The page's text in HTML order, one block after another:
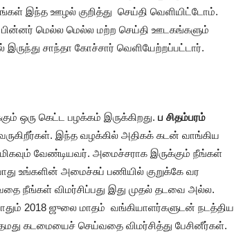
இந்த ஊழல் குறித்து செய்தி வெளியிட்டோம்.
பின்னர் மெல்ல மெல்ல மற்ற செய்தி ஊடகங்களும்
சாந்தா கோச்சார் வெளியேற்றப்பட்டார்.
ஒரு கெட்ட பழக்கம் இருக்கிறது. ப சிதம்பரம்
இந்த வழக்கில் அதிகக் கடன் வாங்கிய
மிகவும் வேண்டியவர். அமைச்சராக இருக்கும் நீங்கள்
உங்களின் அமைச்சுப் பணியில் குறுக்கே வர
நீங்கள் விமர்சிப்பது இது முதல் தடவை அல்ல.
2018 ஜுலை மாதம் வங்கியாளர்களுடன் நடத்திய
கடமையைச் செய்வதை விமர்சித்து பேசினீர்கள்.